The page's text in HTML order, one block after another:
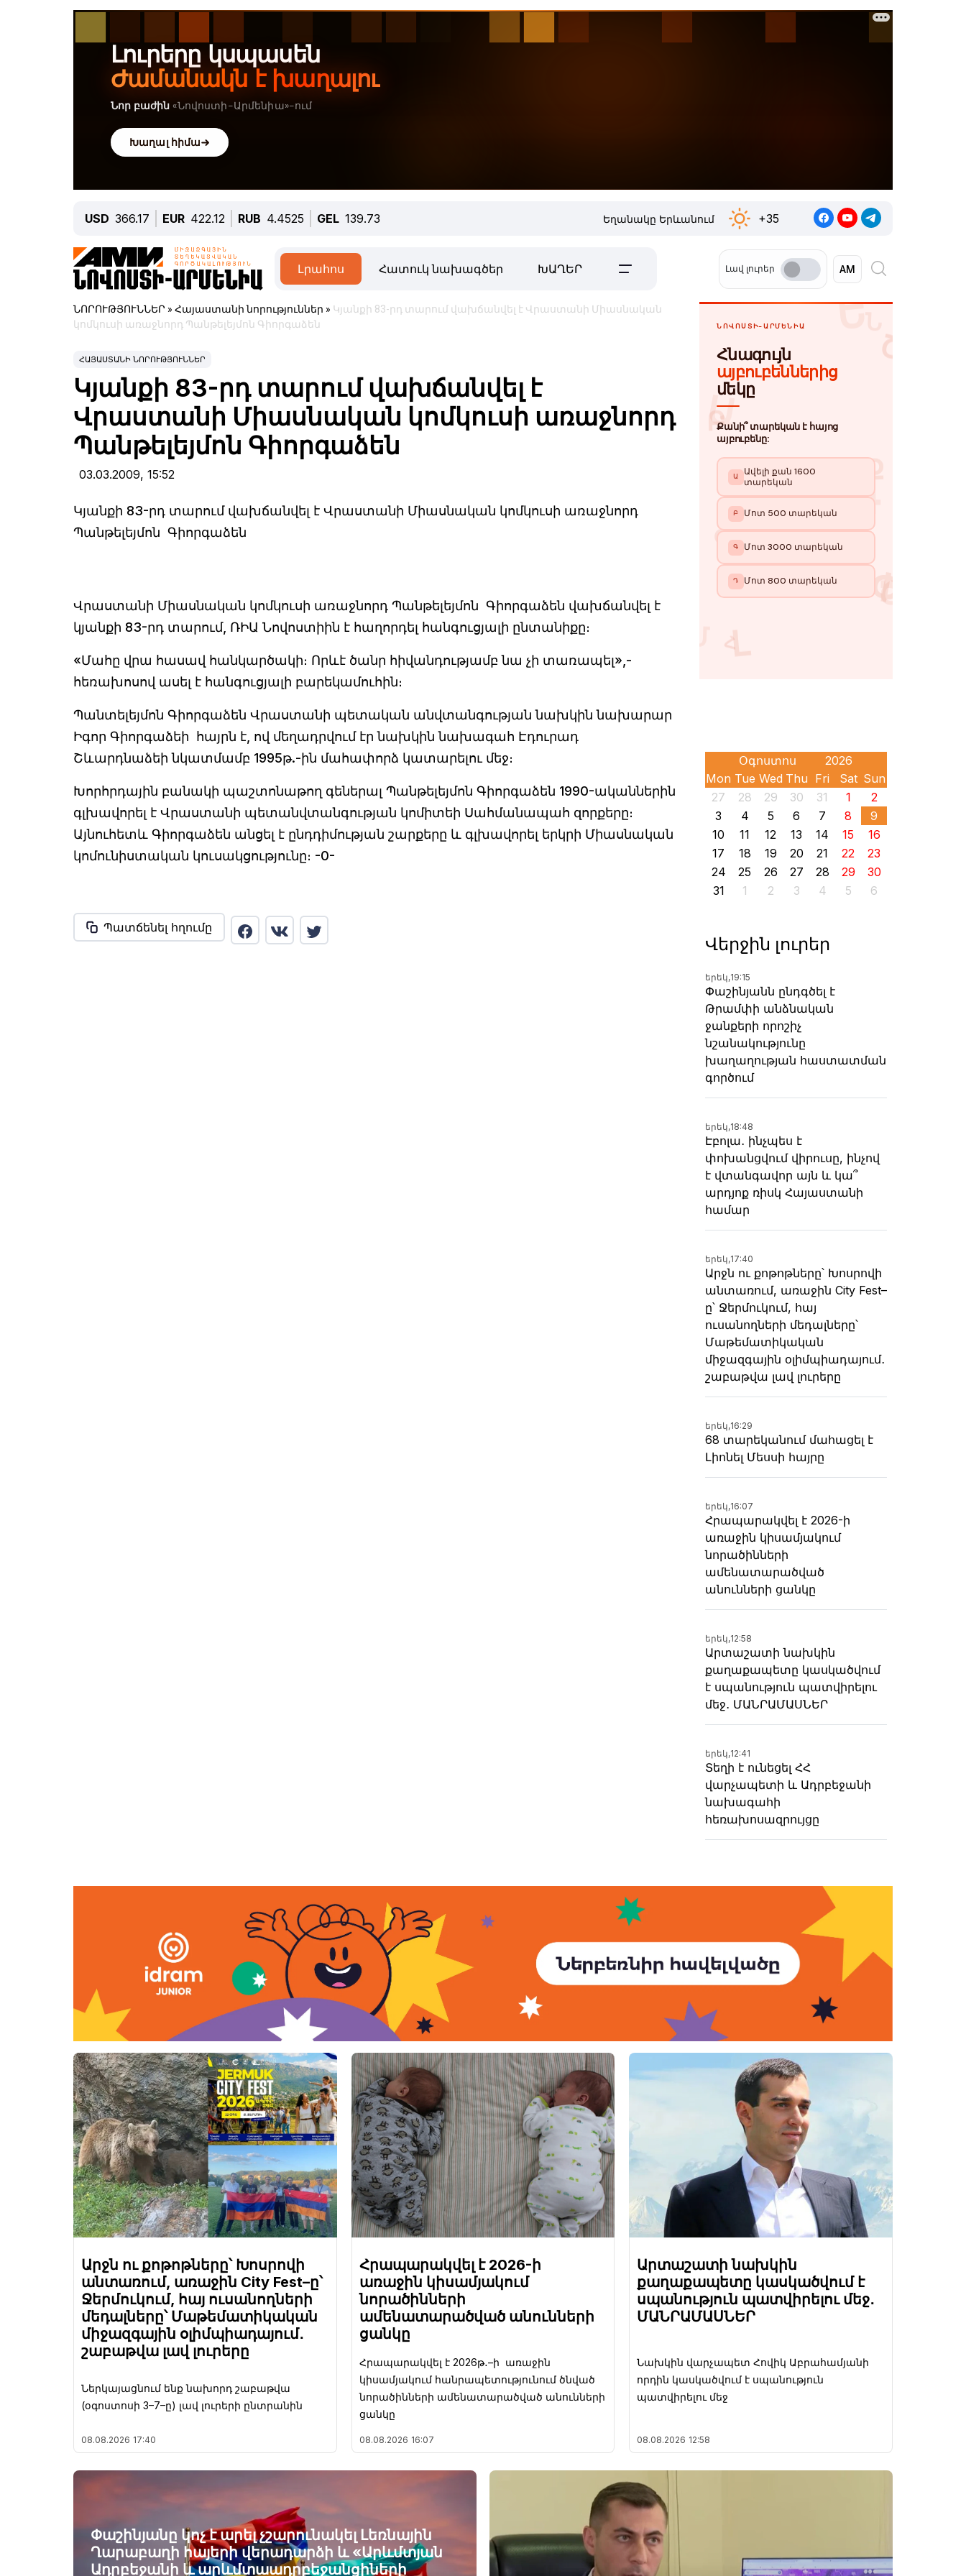
USD 366.17 EUR 422.12 RUB 4.4525 GEL 139.73 Եղանակը Երևանում +35
Լրահոս Հատուկ նախագծեր ԽԱՂԵՐ Լավ լուրեր
ՆՈՐՈՒԹՅՈՒՆՆԵՐ » Հայաստանի նորություններ » Կյանքի 83-րդ տարում վախճանվել է Վրաստանի Միասնական
կոմկուսի առաջնորդ Պանթելեյմոն Գիորգաձեն
ՀԱՅԱՍՏԱՆԻ ՆՈՐՈՒԹՅՈՒՆՆԵՐ
Կյանքի 83-րդ տարում վախճանվել է
Վրաստանի Միասնական կոմկուսի առաջնորդ
Պանթելեյմոն Գիորգաձեն
03.03.2009, 15:52
Կյանքի 83-րդ տարում վախճանվել է Վրաստանի Միասնական կոմկուսի առաջնորդ
Պանթելեյմոն Գիորգաձեն
Վրաստանի Միասնական կոմկուսի առաջնորդ Պանթելեյմոն Գիորգաձեն վախճանվել է
կյանքի 83-րդ տարում, ՌԻԱ Նովոստիին է հաղորդել հանգուցյալի ընտանիքը։
«Մահը վրա հասավ հանկարծակի։ Որևէ ծանր հիվանդությամբ նա չի տառապել»,-
հեռախոսով ասել է հանգուցյալի բարեկամուհին։
Պանտելեյմոն Գիորգաձեն Վրաստանի պետական անվտանգության նախկին նախարար
Իգոր Գիորգաձեի հայրն է, ով մեղադրվում էր նախկին նախագահ Էդուրադ
Շևարդնաձեի նկատմամբ 1995թ.-ին մահափորձ կատարելու մեջ։
Խորհրդային բանակի պաշտոնաթող գեներալ Պանթելեյմոն Գիորգաձեն 1990-ականներին
գլխավորել է Վրաստանի պետանվտանգության կոմիտեի Սահմանապահ զորքերը։
Այնուհետև Գիորգաձեն անցել է ընդդիմության շարքերը և գլխավորել երկրի Միասնական
կոմունիստական կուսակցությունը։ -0-
Պատճենել հղումը
Mon Tue Wed Thu Fri Sat Sun
27
28 29 30 31 1
2
3
4 5 6 7 8
9
10
11 12 13 14 15
16
17
18 19 20 21 22
23
24
25 26 27 28 29
30
31
1 2 3 4 5 6
Վերջին լուրեր
երեկ,19:15
Փաշինյանն ընդգծել է
Թրամփի անձնական
ջանքերի որոշիչ
նշանակությունը
խաղաղության հաստատման
գործում
երեկ,18:48
Էբոլա․ ինչպես է
փոխանցվում վիրուսը, ինչով
է վտանգավոր այն և կա՞
արդյոք ռիսկ Հայաստանի
համար
երեկ,17:40
Արջն ու քոթոթները՝ Խոսրովի
անտառում, առաջին City Fest–
ը՝ Ջերմուկում, հայ
ուսանողների մեդալները՝
Մաթեմատիկական
միջազգային օլիմպիադայում․
շաբաթվա լավ լուրերը
երեկ,16:29
68 տարեկանում մահացել է
Լիոնել Մեսսի հայրը
երեկ,16:07
Հրապարակվել է 2026-ի
առաջին կիսամյակում
նորածինների
ամենատարածված
անունների ցանկը
երեկ,12:58
Արտաշատի նախկին
քաղաքապետը կասկածվում
է սպանություն պատվիրելու
մեջ․ ՄԱՆՐԱՄԱՍՆԵՐ
երեկ,12:41
Տեղի է ունեցել ՀՀ
վարչապետի և Ադրբեջանի
նախագահի
հեռախոսազրույցը
Արջն ու քոթոթները՝ Խոսրովի
անտառում, առաջին City Fest–ը՝
Ջերմուկում, հայ ուսանողների
մեդալները՝ Մաթեմատիկական
միջազգային օլիմպիադայում․
շաբաթվա լավ լուրերը
Ներկայացնում ենք նախորդ շաբաթվա
(օգոստոսի 3–7–ը) լավ լուրերի ընտրանին
08.08.2026 17:40
Հրապարակվել է 2026-ի
առաջին կիսամյակում
նորածինների
ամենատարածված անունների
ցանկը
Հրապարակվել է 2026թ․–ի առաջին
կիսամյակում հանրապետությունում ծնված
նորածինների ամենատարածված անունների
ցանկը
08.08.2026 16:07
Արտաշատի նախկին
քաղաքապետը կասկածվում է
սպանություն պատվիրելու մեջ․
ՄԱՆՐԱՄԱՍՆԵՐ
Նախկին վարչապետ Հովիկ Աբրահամյանի
որդին կասկածվում է սպանություն
պատվիրելու մեջ
08.08.2026 12:58
Փաշինյանը կոչ է արել չշարունակել Լեռնային
Ղարաբաղի հայերի վերադարձի և «Արևմտյան
Ադրբեջանի և արևմտաադրբեջանցիների